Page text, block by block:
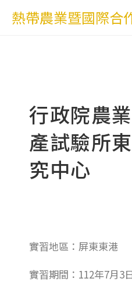
熱帶農業暨國際合
行政院農
產試驗所
究中心
實習地區：屏東東港
實習期間：112年7月3